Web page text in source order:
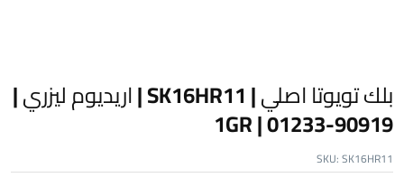
بلك تويوتا اصلي | SK16HR11 | اريديوم ليزري |
90919-01233 | 1GR
SKU:SK16HR11